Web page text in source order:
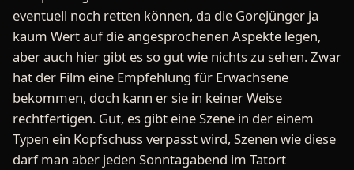
eventuell noch retten können, da die Gorejünger ja
kaum Wert auf die angesprochenen Aspekte legen,
aber auch hier gibt es so gut wie nichts zu sehen. Zwar
hat der Film eine Empfehlung für Erwachsene
bekommen, doch kann er sie in keiner Weise
rechtfertigen. Gut, es gibt eine Szene in der einem
Typen ein Kopfschuss verpasst wird, Szenen wie diese
darf man aber jeden Sonntagabend im Tatort